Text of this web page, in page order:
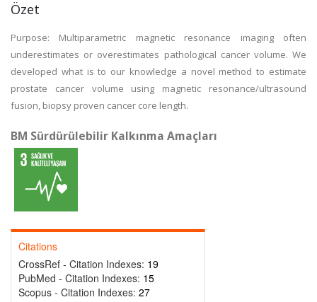
Özet
Purpose: Multiparametric magnetic resonance imaging often
underestimates or overestimates pathological cancer volume. We
developed what is to our knowledge a novel method to estimate
prostate cancer volume using magnetic resonance/ultrasound
fusion, biopsy proven cancer core length.
BM Sürdürülebilir Kalkınma Amaçları
Citations
CrossRef - Citation Indexes: 19
PubMed - Citation Indexes: 15
Scopus - Citation Indexes: 27